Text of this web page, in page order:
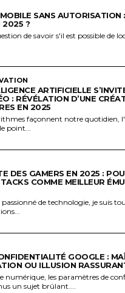
SANS AUTORISATION
2025 ?
de savoir s'il est possible de
ARTIFICIELLE
: RÉVÉLATION D’UNE
EN 2025
façonnent notre quotidien,
point...
DES GAMERS EN 2025 :
COMME MEILLEUR
de technologie, je suis
GOOGLE :
OU ILLUSION
numérique, les paramètres de
un sujet brûlant....